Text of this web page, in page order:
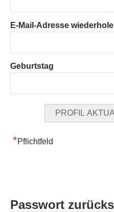
E-Mail-Adresse
Geburtstag
*Pflichtfeld
Passwort